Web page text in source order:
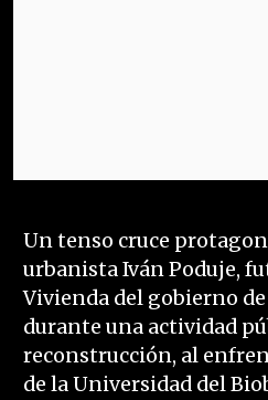
Un tenso cruce
urbanista Iván Poduje,
Vivienda del gobierno
durante una actividad
reconstrucción, al
de la Universidad del